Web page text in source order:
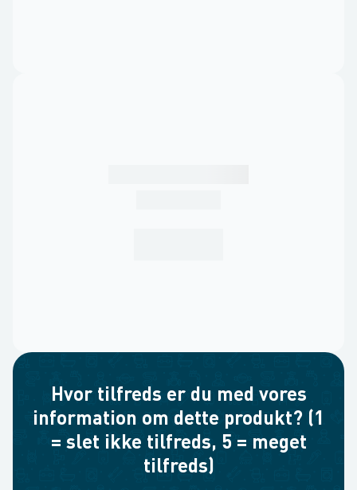
Hvor tilfreds er du med vores
information om dette produkt? (1
= slet ikke tilfreds, 5 = meget
tilfreds)